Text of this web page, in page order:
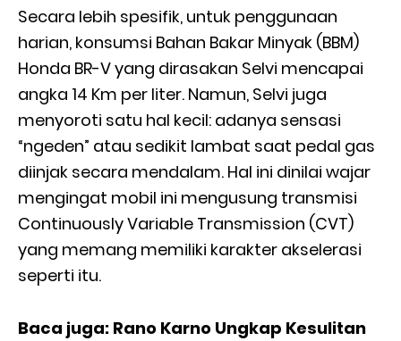
Secara lebih spesifik, untuk penggunaan
harian, konsumsi Bahan Bakar Minyak (BBM)
Honda BR-V yang dirasakan Selvi mencapai
angka 14 Km per liter. Namun, Selvi juga
menyoroti satu hal kecil: adanya sensasi
“ngeden” atau sedikit lambat saat pedal gas
diinjak secara mendalam. Hal ini dinilai wajar
mengingat mobil ini mengusung transmisi
Continuously Variable Transmission (CVT)
yang memang memiliki karakter akselerasi
seperti itu.
Baca juga: Rano Karno Ungkap Kesulitan